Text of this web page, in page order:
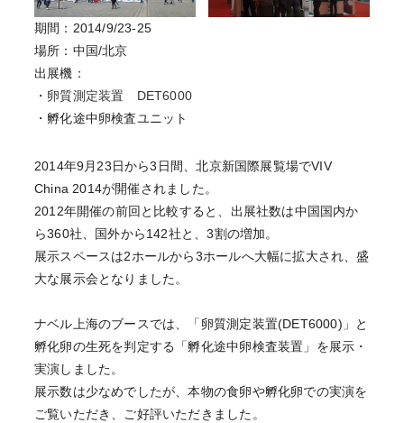
期間：2014/9/23-25
場所：中国/北京
出展機：
・ 卵質測定装置 DET6000
・孵化途中卵検査ユニット
2014年9月23日から3日間、北京新国際展覧場でVIV
China 2014が開催されました。
2012年開催の前回と比較すると、出展社数は中国国内か
ら360社、国外から142社と、3割の増加。
展示スペースは2ホールから3ホールへ大幅に拡大され、盛
大な展示会となりました。
ナベル上海のブースでは、「卵質測定装置(DET6000)」と
孵化卵の生死を判定する「孵化途中卵検査装置」を展示・
実演しました。
展示数は少なめでしたが、本物の食卵や孵化卵での実演を
ご覧いただき、ご好評いただきました。